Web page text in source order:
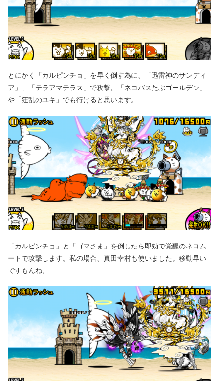
とにかく「カルピンチョ」を早く倒す為に、「迅雷神のサンディ
ア」、「テラアマテラス」で攻撃。「ネコバスたぶゴールデン」
や「狂乱のユキ」でも行けると思います。
「カルピンチョ」と「ゴマさま」を倒したら即効で覚醒のネコム
ートで攻撃します。私の場合、真田幸村も使いました。移動早い
ですもんね。